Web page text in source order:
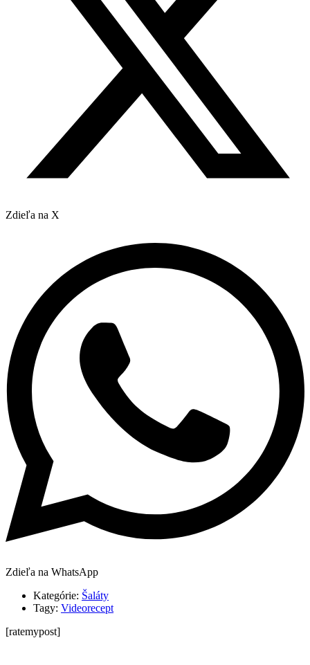
Zdieľa na X
Zdieľa na WhatsApp
Kategórie: Šaláty
Tagy: Videorecept
[ratemypost]